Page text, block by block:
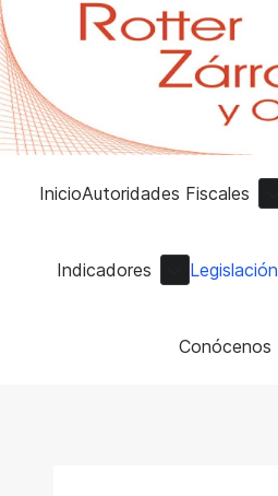
InicioAutoridades Fiscales
Indicadores Legislación
Conócenos